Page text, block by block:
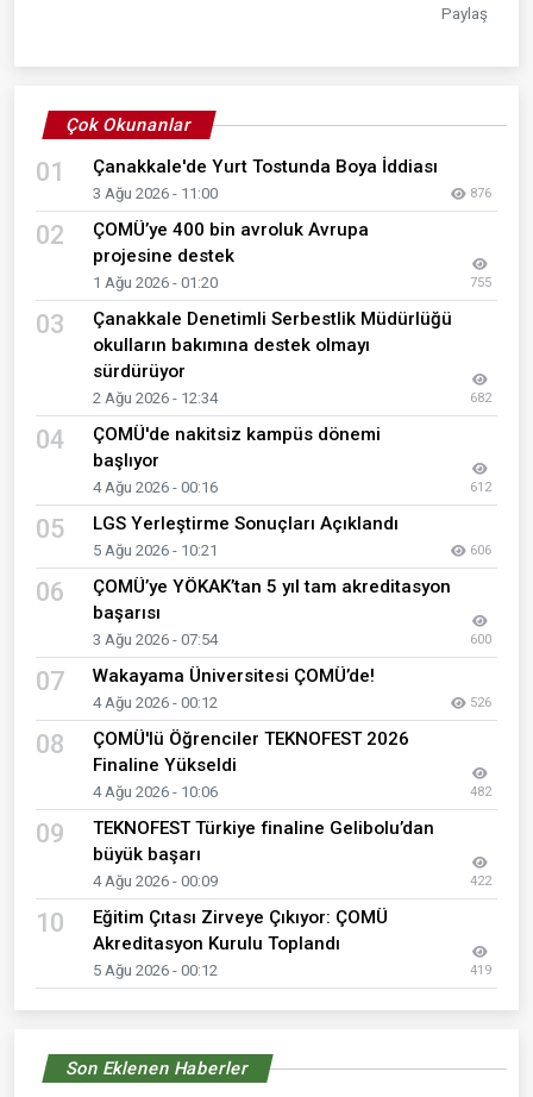
Paylaş
Çok Okunanlar
01 Çanakkale'de Yurt Tostunda Boya İddiası
3 Ağu 2026 - 11:00 876
02
ÇOMÜ’ye 400 bin avroluk Avrupa
projesine destek
1 Ağu 2026 - 01:20 755
03
Çanakkale Denetimli Serbestlik Müdürlüğü
okulların bakımına destek olmayı
sürdürüyor
2 Ağu 2026 - 12:34 682
04
ÇOMÜ'de nakitsiz kampüs dönemi
başlıyor
4 Ağu 2026 - 00:16 612
05 LGS Yerleştirme Sonuçları Açıklandı
5 Ağu 2026 - 10:21 606
06
ÇOMÜ’ye YÖKAK’tan 5 yıl tam akreditasyon
başarısı
3 Ağu 2026 - 07:54 600
07 Wakayama Üniversitesi ÇOMÜ’de!
4 Ağu 2026 - 00:12 526
08
ÇOMÜ'lü Öğrenciler TEKNOFEST 2026
Finaline Yükseldi
4 Ağu 2026 - 10:06 482
09
TEKNOFEST Türkiye finaline Gelibolu’dan
büyük başarı
4 Ağu 2026 - 00:09 422
10
Eğitim Çıtası Zirveye Çıkıyor: ÇOMÜ
Akreditasyon Kurulu Toplandı
5 Ağu 2026 - 00:12 419
Son Eklenen Haberler